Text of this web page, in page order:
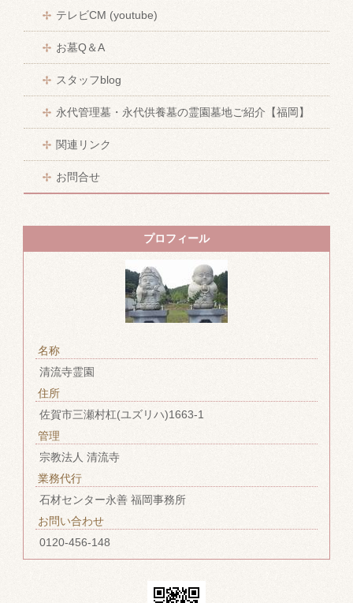
テレビCM (youtube)
お墓Q＆A
スタッフblog
永代管理墓・永代供養墓の霊園墓地ご紹介【福岡】
関連リンク
お問合せ
プロフィール
名称
清流寺霊園
住所
佐賀市三瀬村杠(ユズリハ)1663-1
管理
宗教法人 清流寺
業務代行
石材センター永善 福岡事務所
お問い合わせ
0120-456-148